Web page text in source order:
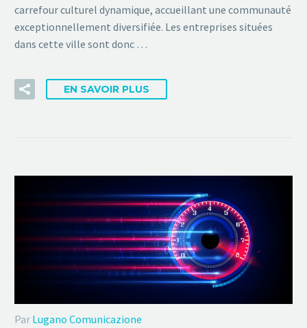
carrefour culturel dynamique, accueillant une communauté
exceptionnellement diversifiée. Les entreprises situées
dans cette ville sont donc …
EN SAVOIR PLUS
Par Lugano Comunicazione